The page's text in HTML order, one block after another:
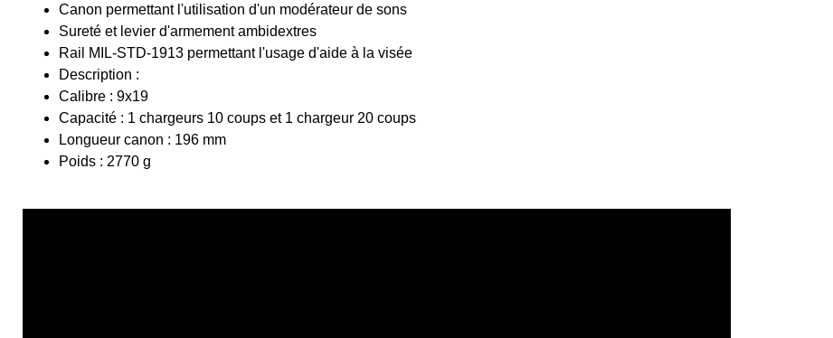
Canon permettant l'utilisation d'un modérateur de sons
Sureté et levier d'armement ambidextres
Rail MIL-STD-1913 permettant l'usage d'aide à la visée
Description :
Calibre : 9x19
Capacité : 1 chargeurs 10 coups et 1 chargeur 20 coups
Longueur canon : 196 mm
Poids : 2770 g